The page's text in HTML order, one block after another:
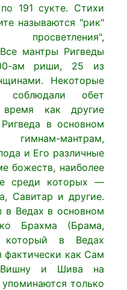
191 сукте. Стихи
называются "рик"
мантры Ригведы
ам риши, 25 из
Некоторые
обет
как другие
в основном
мантрам,
и Его различные
божеств, наиболее
среди которых —
Савитар и другие.
Ведах в основном
Брахма (Брама,
который в Ведах
фактически как Сам
Вишну и Шива на
только